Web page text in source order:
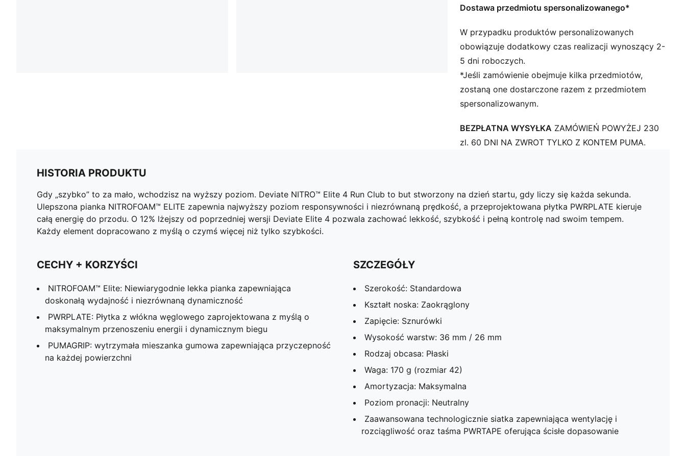
PUMAGRIP: wytrzymała mieszanka gumowa
SZCZEGÓŁY
Szerokość: Standardowa
Kształt noska: Zaokrąglony
Zapięcie: Sznurówki
Wysokość warstw: 36 mm / 26 mm
Rodzaj obcasa: Płaski
Waga: 170 g (rozmiar 42)
Poziom pronacji: Neutralny
Zaawansowana technologicznie siatka zapewniająca
Dostawa przedmiotu spersonalizowanego*
W przypadku produktów personalizowanych
obowiązuje dodatkowy czas realizacji wynoszący 2-
5 dni roboczych.
*Jeśli zamówienie obejmuje kilka przedmiotów,
zostaną one dostarczone razem z przedmiotem
spersonalizowanym.
BEZPŁATNA WYSYŁKA ZAMÓWIEŃ POWYŻEJ 230
zl. 60 DNI NA ZWROT TYLKO Z KONTEM PUMA.
HISTORIA PRODUKTU
Gdy „szybko” to za mało, wchodzisz na wyższy poziom. Deviate NITRO™ Elite 4 Run Club to but stworzony na dzień startu, gdy liczy się każda sekunda.
Ulepszona pianka NITROFOAM™ ELITE zapewnia najwyższy poziom responsywności i niezrównaną prędkość, a przeprojektowana płytka PWRPLATE kieruje
całą energię do przodu. O 12% lżejszy od poprzedniej wersji Deviate Elite 4 pozwala zachować lekkość, szybkość i pełną kontrolę nad swoim tempem.
Każdy element dopracowano z myślą o czymś więcej niż tylko szybkości.
CECHY + KORZYŚCI
NITROFOAM™ Elite: Niewiarygodnie lekka pianka zapewniająca
doskonałą wydajność i niezrównaną dynamiczność
PWRPLATE: Płytka z włókna węglowego zaprojektowana z myślą o
maksymalnym przenoszeniu energii i dynamicznym biegu
PUMAGRIP: wytrzymała mieszanka gumowa zapewniająca przyczepność
na każdej powierzchni
SZCZEGÓŁY
Szerokość: Standardowa
Kształt noska: Zaokrąglony
Zapięcie: Sznurówki
Wysokość warstw: 36 mm / 26 mm
Rodzaj obcasa: Płaski
Waga: 170 g (rozmiar 42)
Amortyzacja: Maksymalna
Poziom pronacji: Neutralny
Zaawansowana technologicznie siatka zapewniająca wentylację i
rozciągliwość oraz taśma PWRTAPE oferująca ścisłe dopasowanie